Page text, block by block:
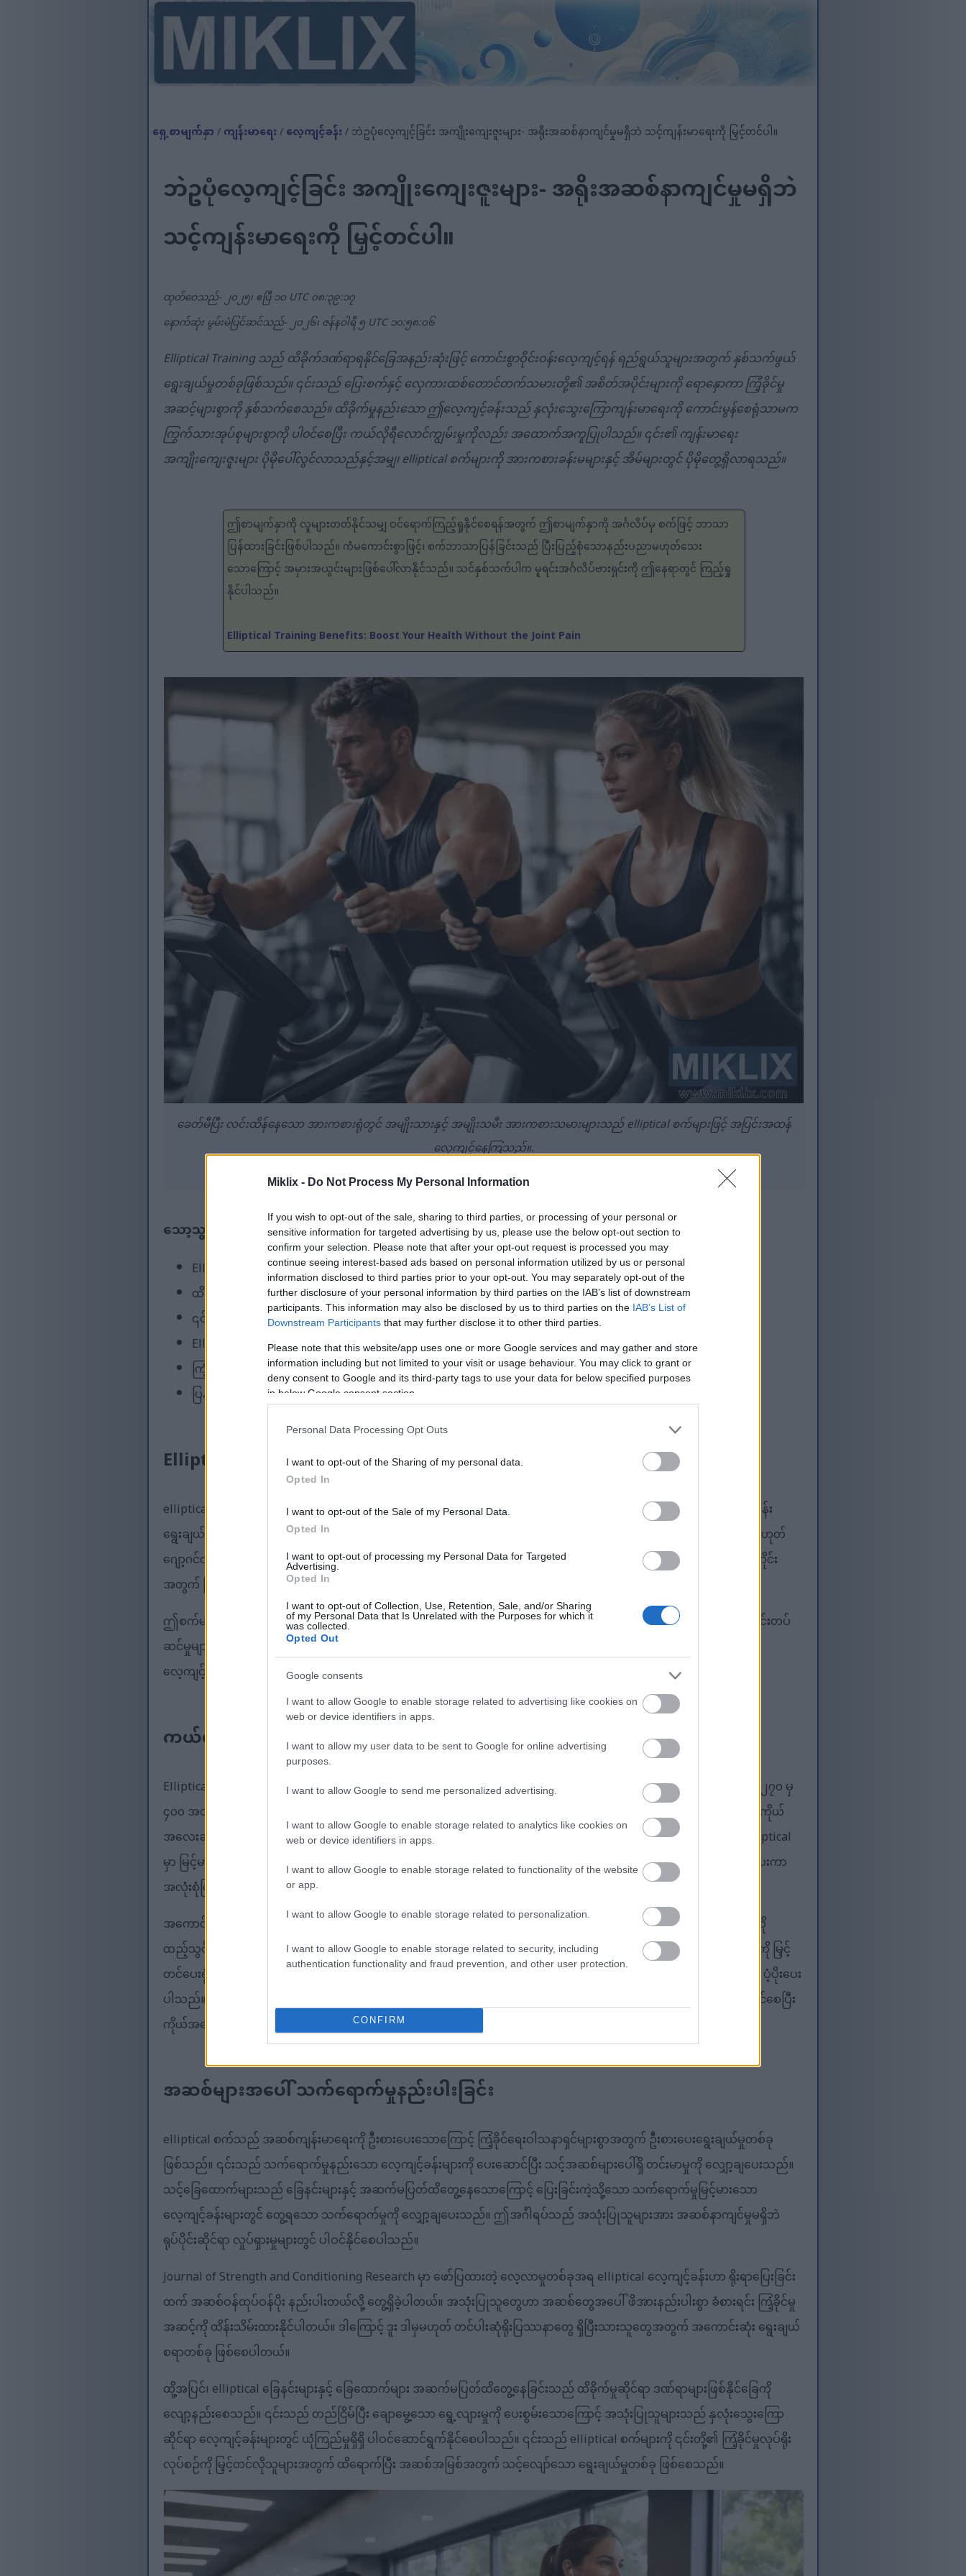
Miklix - Do Not Process My Personal Information
If you wish to opt-out of the sale, sharing to third parties, or processing of your personal or
sensitive information for targeted advertising by us, please use the below opt-out section to
confirm your selection. Please note that after your opt-out request is processed you may
continue seeing interest-based ads based on personal information utilized by us or personal
information disclosed to third parties prior to your opt-out. You may separately opt-out of the
further disclosure of your personal information by third parties on the IAB’s list of downstream
participants. This information may also be disclosed by us to third parties on the IAB’s List of
Downstream Participants that may further disclose it to other third parties.
Please note that this website/app uses one or more Google services and may gather and store
information including but not limited to your visit or usage behaviour. You may click to grant or
deny consent to Google and its third-party tags to use your data for below specified purposes
in below Google consent section.
Personal Data Processing Opt Outs
I want to opt-out of the Sharing of my personal data.
Opted In
I want to opt-out of the Sale of my Personal Data.
Opted In
I want to opt-out of processing my Personal Data for Targeted
Advertising.
Opted In
I want to opt-out of Collection, Use, Retention, Sale, and/or Sharing
of my Personal Data that Is Unrelated with the Purposes for which it
was collected.
Opted Out
Google consents
I want to allow Google to enable storage related to advertising like cookies on
web or device identifiers in apps.
I want to allow my user data to be sent to Google for online advertising
purposes.
I want to allow Google to send me personalized advertising.
I want to allow Google to enable storage related to analytics like cookies on
web or device identifiers in apps.
I want to allow Google to enable storage related to functionality of the website
or app.
I want to allow Google to enable storage related to personalization.
I want to allow Google to enable storage related to security, including
authentication functionality and fraud prevention, and other user protection.
CONFIRM
ရှေ့စာမျက်နှာ/ကျန်းမာရေး/လေ့ကျင့်ခန်း/ ဘဲဥပုံလေ့ကျင့်ခြင်း အကျိုးကျေးဇူးများ- အရိုးအဆစ်နာကျင်မှုမရှိဘဲ သင့်ကျန်းမာရေးကို မြှင့်တင်ပါ။
ဘဲဥပုံလေ့ကျင့်ခြင်း အကျိုးကျေးဇူးများ- အရိုးအဆစ်နာကျင်မှုမရှိဘဲ
သင့်ကျန်းမာရေးကို မြှင့်တင်ပါ။
ထုတ်ဝေသည်- ၂၀၂၅၊ ဧပြီ ၁၀ UTC ၀၈:၃၉:၁၇
နောက်ဆုံး မွမ်းမံပြင်ဆင်သည်- ၂၀၂၆၊ ဇန်နဝါရီ ၅ UTC ၁၀:၅၈:၀၆
Elliptical Training သည် ထိခိုက်ဒဏ်ရာရနိုင်ခြေအနည်းဆုံးဖြင့် ကောင်းစွာဝိုင်းဝန်းလေ့ကျင့်ရန် ရည်ရွယ်သူများအတွက် နှစ်သက်ဖွယ်
ရွေးချယ်မှုတစ်ခုဖြစ်သည်။ ၎င်းသည် ပြေးစက်နှင့် လှေကားထစ်တောင်တက်သမားတို့၏ အစိတ်အပိုင်းများကို ရောနှောကာ ကြံ့ခိုင်မှု
အဆင့်များစွာကို နှစ်သက်စေသည်။ ထိခိုက်မှုနည်းသော ဤလေ့ကျင့်ခန်းသည် နှလုံးသွေးကြောကျန်းမာရေးကို ကောင်းမွန်စေရုံသာမက
ကြွက်သားအုပ်စုများစွာကို ပါ၀င်စေပြီး ကယ်လိုရီလောင်ကျွမ်းမှုကိုလည်း အထောက်အကူပြုပါသည်။ ၎င်း၏ ကျန်းမာရေး
အကျိုးကျေးဇူးများ ပိုမိုပေါ်လွင်လာသည်နှင့်အမျှ၊ elliptical စက်များကို အားကစားခန်းမများနှင့် အိမ်များတွင် ပိုမိုတွေ့ရှိလာရသည်။
ဤစာမျက်နှာကို လူများတတ်နိုင်သမျှ ဝင်ရောက်ကြည့်ရှုနိုင်စေရန်အတွက် ဤစာမျက်နှာကို အင်္ဂလိပ်မှ စက်ဖြင့် ဘာသာ
ပြန်ထားခြင်းဖြစ်ပါသည်။ ကံမကောင်းစွာဖြင့်၊ စက်ဘာသာပြန်ခြင်းသည် ပြီးပြည့်စုံသောနည်းပညာမဟုတ်သေး
သောကြောင့် အမှားအယွင်းများဖြစ်ပေါ်လာနိုင်သည်။ သင်နှစ်သက်ပါက မူရင်းအင်္ဂလိပ်ဗားရှင်းကို ဤနေရာတွင် ကြည့်ရှု
နိုင်ပါသည်။
Elliptical Training Benefits: Boost Your Health Without the Joint Pain
ခေတ်မီပြီး လင်းထိန်နေသော အားကစားရုံတွင် အမျိုးသားနှင့် အမျိုးသမီး အားကစားသမားများသည် elliptical စက်များဖြင့် အပြင်းအထန်
လေ့ကျင့်နေကြသည်။.
နောက်ထပ်အချက်အလက်များနှင့် ပိုမိုမြင့်မားသော ရုပ်ထွက်အရည်အသွေးများအတွက် ပုံကို နှိပ်ပါ သို့မဟုတ် တို့ပါ။
သော့သွားယူမှုများ
Elliptical လေ့ကျင့်ခန်းက ခန္ဓာကိုယ်တစ်ခုလုံးရဲ့ လေ့ကျင့်ခန်းကို ပေးစွမ်းပါတယ်။
ထိခိုက်မှုနည်းသော သဘောသဘာဝကြောင့် အဆစ်များအပေါ် ညင်သာပါသည်။
၎င်းသည် နှလုံးသွေးကြောကျန်းမာရေးကို သိသိသာသာ မြှင့်တင်ပေးပါသည်။
Elliptical စက်တွေက ကယ်လိုရီတွေကို ထိရောက်စွာ လောင်ကျွမ်းစေဖို့ အထောက်အကူပြုပါတယ်။
ကြံ့ခိုင်မှုအဆင့်အားလုံးအတွက် သင့်လျော်ပြီး လက်လှမ်းမီမှုကို မြှင့်တင်ပေးသည်။
ပြန်လည်ကောင်းမွန်လာချိန်ကာလအတွင်း ကြံ့ခိုင်မှုလုပ်ရိုးလုပ်စဉ်များကို ထိန်းသိမ်းနိုင်သည်။
Elliptical လေ့ကျင့်ခန်းမိတ်ဆက်
elliptical trainer သည် ကြံ့ခိုင်ရေးဝါသနာရှင်များအတွက် အကောင်းဆုံးရွေးချယ်မှုတစ်ခုဖြစ်ပြီး ထိခိုက်မှုနည်းသော လေ့ကျင့်ခန်း
ရွေးချယ်မှုတစ်ခုကို ပေးစွမ်းနိုင်ပါသည်။ ၎င်းသည် အဆစ်များအပေါ် ပြင်းထန်သောသက်ရောက်မှုမရှိဘဲ လမ်းလျှောက်ခြင်း သို့မဟုတ်
ဂျော့ဂင်လုပ်ခြင်းကို တုပပါသည်။ ထို့ကြောင့် အတွေ့အကြုံမရှိသေးသူများမှသည် အတွေ့အကြုံရှိ အားကစားသမားများအထိ လူတိုင်း
အတွက် ပြီးပြည့်စုံစေပါသည်။
ဤစက်များတွင် သဘာဝခြေလှမ်းများကို တုပ၍ ရှေ့နှင့်နောက်သို့ ရွေ့လျားသည့် ခြေနင်းများ ပါရှိသည်။ အများစုတွင် လက်မောင်းတပ်
ဆင်မှုများလည်း ပါရှိပြီး ခန္ဓာကိုယ်အပေါ်ပိုင်း လေ့ကျင့်ခန်းကို ပိုမိုကောင်းမွန်စေသည်။ ဤစွယ်စုံရအသုံးပြုနိုင်သော elliptical
လေ့ကျင့်ခန်းသည် ကြံ့ခိုင်ရေးရည်မှန်းချက်များနှင့် အဆင့်အမျိုးမျိုးအတွက် သင့်လျော်စေသည်။
ကယ်လိုရီများကို ထိရောက်စွာ လောင်ကျွမ်းစေသည်
Elliptical လေ့ကျင့်ခန်းဟာ ကယ်လိုရီလောင်ကျွမ်းမှုအတွက် အစွမ်းထက်တဲ့ ရွေးချယ်မှုတစ်ခုဖြစ်ပြီး မိနစ် ၃၀ အတွင်း ကယ်လိုရီ ၂၇၀ မှ
၄၀၀ အထိ လောင်ကျွမ်းနိုင်တယ်လို့ ခန့်မှန်းရပါတယ်။ ဒါက ခန္ဓာကိုယ်အလေးချိန်နဲ့ လေ့ကျင့်ခန်းပြင်းထန်မှုပေါ် မူတည်ပါတယ်။ ကိုယ်
အလေးချိန်ကျစေဖို့အတွက် ထိရောက်တဲ့ကိရိယာတစ်ခုဖြစ်ပြီး ကြံ့ခိုင်ရေးရည်မှန်းချက်အမျိုးမျိုးကို ဖြည့်ဆည်းပေးပါတယ်။ Elliptical
မှာ မြင့်မားတဲ့ပြင်းထန်မှုရှိတဲ့ လေ့ကျင့်ခန်းတွေက ကယ်လိုရီလောင်ကျွမ်းမှုကို ပိုမိုအားကောင်းစေပြီး အဆီကျမှုကို အရှိန်မြှင့်တင်ပေးကာ
အလုံးစုံကြံ့ခိုင်မှုကို တိုးတက်စေပါတယ်။
အကောင်းဆုံးရလဒ်များရရှိစေရန်အတွက်၊ သင်၏လုပ်ရိုးလုပ်စဉ်တွင် မြင့်မားသောပြင်းထန်မှုရှိသော အပြန်အလှန်လေ့ကျင့်ခန်းကို
ထည့်သွင်းခြင်းသည် ကယ်လိုရီလောင်ကျွမ်းမှုထိရောက်မှုကို မြှင့်တင်ပေးနိုင်ပါသည်။ ဤနည်းလမ်းသည် သင်၏ဇီဝဖြစ်စဉ်နှုန်းကို မြှင့်
တင်ပေးရုံသာမက မျှတသောအစားအစာနှင့် ပေါင်းစပ်လိုက်သောအခါ ရေရှည်တည်တံ့သော ကိုယ်အလေးချိန်စီမံခန့်ခွဲမှုကိုလည်း ပံ့ပိုးပေး
ပါသည်။ elliptical စက်၏ ဘက်စုံအသုံးပြုနိုင်မှုသည် အသုံးပြုသူများအား ၎င်းတို့၏လေ့ကျင့်ခန်းများကို စိတ်ကြိုက်ပြင်ဆင်နိုင်စေပြီး
ကိုယ်အလေးချိန်ကျစေရန် ထိရောက်စွာပစ်မှတ်ထားနေစဉ်တွင် မတူညီသောကြံ့ခိုင်မှုအဆင့်များအတွက် သင့်လျော်စေပါသည်။
အဆစ်များအပေါ် သက်ရောက်မှုနည်းပါးခြင်း
elliptical စက်သည် အဆစ်ကျန်းမာရေးကို ဦးစားပေးသောကြောင့် ကြံ့ခိုင်ရေးဝါသနာရှင်များစွာအတွက် ဦးစားပေးရွေးချယ်မှုတစ်ခု
ဖြစ်သည်။ ၎င်းသည် သက်ရောက်မှုနည်းသော လေ့ကျင့်ခန်းများကို ပေးဆောင်ပြီး သင့်အဆစ်များပေါ်ရှိ တင်းမာမှုကို လျှော့ချပေးသည်။
သင့်ခြေထောက်များသည် ခြေနင်းများနှင့် အဆက်မပြတ်ထိတွေ့နေသောကြောင့် ပြေးခြင်းကဲ့သို့သော သက်ရောက်မှုမြင့်မားသော
လေ့ကျင့်ခန်းများတွင် တွေ့ရသော သက်ရောက်မှုကို လျှော့ချပေးသည်။ ဤအင်္ဂါရပ်သည် အသုံးပြုသူများအား အဆစ်နာကျင်မှုမရှိဘဲ
ရုပ်ပိုင်းဆိုင်ရာ လှုပ်ရှားမှုများတွင် ပါဝင်နိုင်စေပါသည်။
Journal of Strength and Conditioning Research မှာ ဖော်ပြထားတဲ့ လေ့လာမှုတစ်ခုအရ elliptical လေ့ကျင့်ခန်းဟာ ရိုးရာပြေးခြင်း
ထက် အဆစ်ဝန်ထုပ်ဝန်ပိုး နည်းပါးတယ်လို့ တွေ့ရှိခဲ့ပါတယ်။ အသုံးပြုသူတွေဟာ အဆစ်တွေအပေါ် ဖိအားနည်းပါးစွာ ခံစားရင်း ကြံ့ခိုင်မှု
အဆင့်ကို ထိန်းသိမ်းထားနိုင်ပါတယ်။ ဒါကြောင့် ဒူး ဒါမှမဟုတ် တင်ပါးဆုံရိုးပြဿနာတွေ ရှိပြီးသားသူတွေအတွက် အကောင်းဆုံး ရွေးချယ်
စရာတစ်ခု ဖြစ်စေပါတယ်။
ထို့အပြင်၊ elliptical ခြေနင်းများနှင့် ခြေထောက်များ အဆက်မပြတ်ထိတွေ့နေခြင်းသည် ထိခိုက်မှုဆိုင်ရာ ဒဏ်ရာများဖြစ်နိုင်ခြေကို
လျော့နည်းစေသည်။ ၎င်းသည် တည်ငြိမ်ပြီး ချောမွေ့သော ရွေ့လျားမှုကို ပေးစွမ်းသောကြောင့် အသုံးပြုသူများသည် နှလုံးသွေးကြော
ဆိုင်ရာ လေ့ကျင့်ခန်းများတွင် ယုံကြည်မှုရှိရှိ ပါဝင်ဆောင်ရွက်နိုင်စေပါသည်။ ၎င်းသည် elliptical စက်များကို ၎င်းတို့၏ ကြံ့ခိုင်မှုလုပ်ရိုး
လုပ်စဉ်ကို မြှင့်တင်လိုသူများအတွက် ထိရောက်ပြီး အဆစ်အမြစ်အတွက် သင့်လျော်သော ရွေးချယ်မှုတစ်ခု ဖြစ်စေသည်။